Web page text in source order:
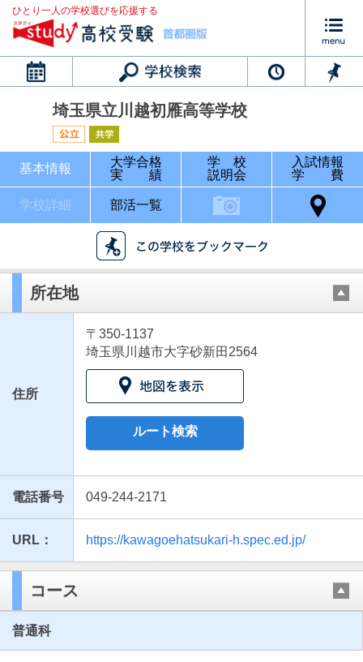
ひとり一人の学校選びを応援する
カレンダー
ブックマークした学校
埼玉県立川越初雁高等学校
基本情報
大学合格
実 績
学 校
説明会
入試情報
学 費
学校詳細 部活一覧
所在地
住所
〒350-1137
埼玉県川越市大字砂新田2564
ルート検索
電話番号 049-244-2171
URL： https://kawagoehatsukari-h.spec.ed.jp/
コース
普通科